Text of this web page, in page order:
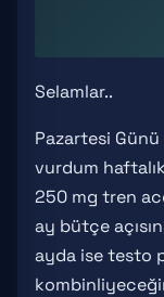
Selamlar..
Pazartesi
vurdum
250 mg tren
ay bütçe
ayda ise testo